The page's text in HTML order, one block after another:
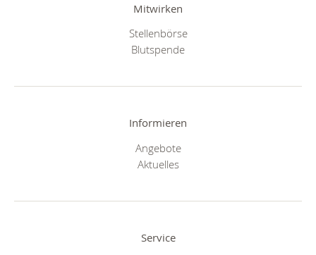
Mitwirken
Stellenbörse
Blutspende
Informieren
Angebote
Aktuelles
Service